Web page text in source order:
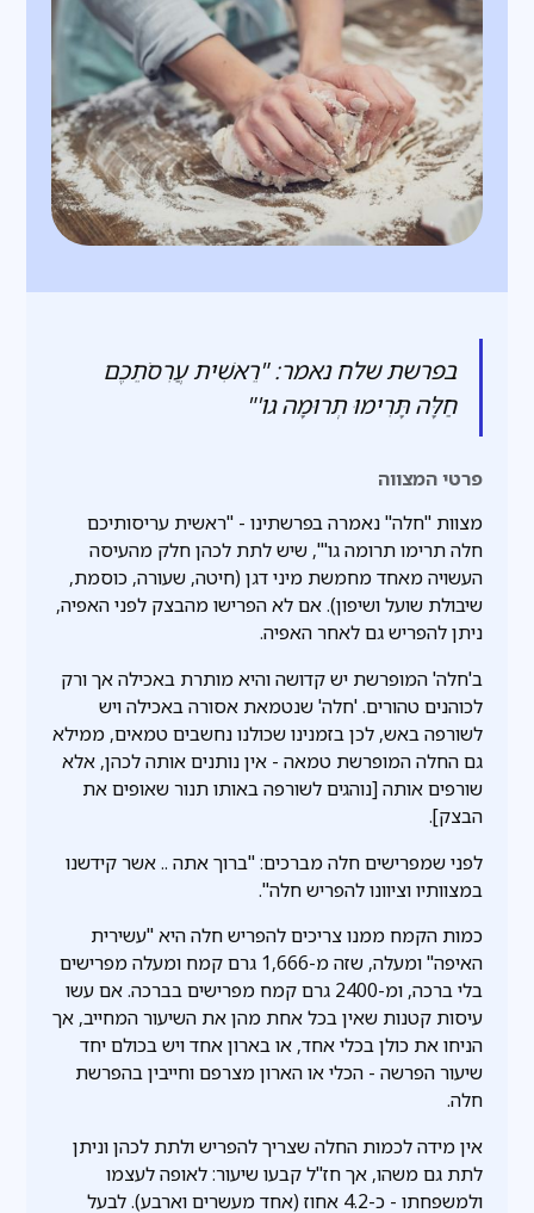
בפרשת שלח נאמר: "רֵאשִׁית עֲרִסֹתֵכֶם
חַלָּה תָּרִימוּ תְרוּמָה גו'"
פרטי המצווה
מצוות "חלה" נאמרה בפרשתינו - "ראשית עריסותיכם
חלה תרימו תרומה גו'", שיש לתת לכהן חלק מהעיסה
העשויה מאחד מחמשת מיני דגן (חיטה, שעורה, כוסמת,
שיבולת שועל ושיפון). אם לא הפרישו מהבצק לפני האפיה,
ניתן להפריש גם לאחר האפיה.
ב'חלה' המופרשת יש קדושה והיא מותרת באכילה אך ורק
לכוהנים טהורים. 'חלה' שנטמאת אסורה באכילה ויש
לשורפה באש, לכן בזמנינו שכולנו נחשבים טמאים, ממילא
גם החלה המופרשת טמאה - אין נותנים אותה לכהן, אלא
שורפים אותה [נוהגים לשורפה באותו תנור שאופים את
הבצק].
לפני שמפרישים חלה מברכים: "ברוך אתה .. אשר קידשנו
במצוותיו וציוונו להפריש חלה".
כמות הקמח ממנו צריכים להפריש חלה היא "עשירית
האיפה" ומעלה, שזה מ-1,666 גרם קמח ומעלה מפרישים
בלי ברכה, ומ-2400 גרם קמח מפרישים בברכה. אם עשו
עיסות קטנות שאין בכל אחת מהן את השיעור המחייב, אך
הניחו את כולן בכלי אחד, או בארון אחד ויש בכולם יחד
שיעור הפרשה - הכלי או הארון מצרפם וחייבין בהפרשת
חלה.
אין מידה לכמות החלה שצריך להפריש ולתת לכהן וניתן
לתת גם משהו, אך חז"ל קבעו שיעור: לאופה לעצמו
ולמשפחתו - כ-4.2 אחוז (אחד מעשרים וארבע). לבעל